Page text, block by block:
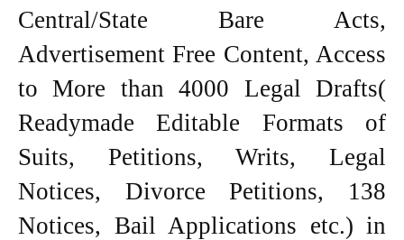
Central/State Bare Acts,
Advertisement Free Content, Access
to More than 4000 Legal Drafts(
Readymade Editable Formats of
Suits, Petitions, Writs, Legal
Notices, Divorce Petitions, 138
Notices, Bail Applications etc.) in